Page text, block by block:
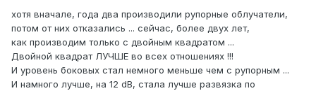
хотя вначале, года два производили рупорные облучатели,
потом от них отказались ... сейчас, более двух лет,
как производим только с двойным квадратом ...
Двойной квадрат ЛУЧШЕ во всех отношениях !!!
И уровень боковых стал немного меньше чем с рупорным ...
И намного лучше, на 12 dB, стала лучше развязка по